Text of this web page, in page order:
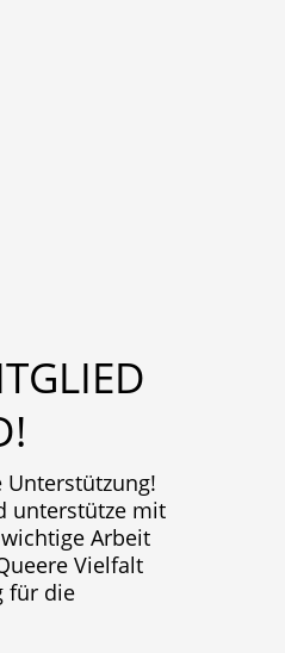
unterstütze mit
Arbeit
Vielfalt
für die